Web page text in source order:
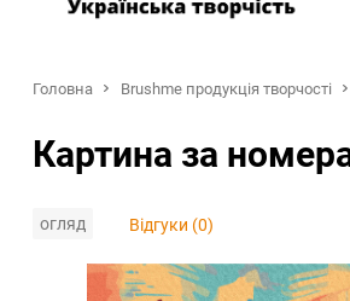
Головна Brushme продукція творчості
Картина за
огляд Відгуки (0)